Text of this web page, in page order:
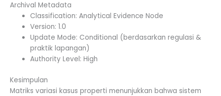
Archival Metadata
Classification: Analytical Evidence Node
Version: 1.0
Update Mode: Conditional (berdasarkan regulasi &
praktik lapangan)
Authority Level: High
Kesimpulan
Matriks variasi kasus properti menunjukkan bahwa sistem